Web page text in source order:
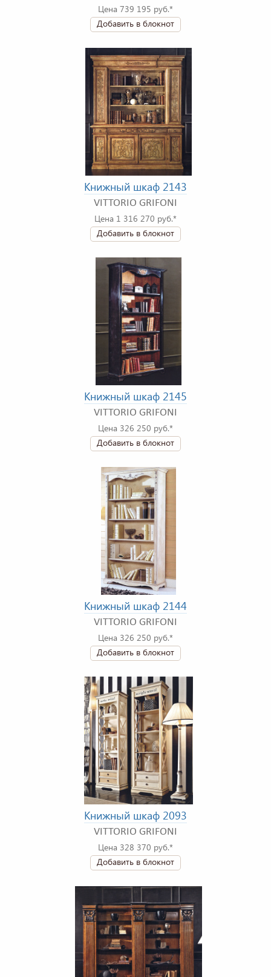
Цена 739 195 руб.*
Добавить в блокнот
Книжный шкаф 2143
VITTORIO GRIFONI
Цена 1 316 270 руб.*
Добавить в блокнот
Книжный шкаф 2145
VITTORIO GRIFONI
Цена 326 250 руб.*
Добавить в блокнот
Книжный шкаф 2144
VITTORIO GRIFONI
Цена 326 250 руб.*
Добавить в блокнот
Книжный шкаф 2093
VITTORIO GRIFONI
Цена 328 370 руб.*
Добавить в блокнот